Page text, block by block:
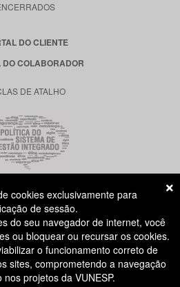
DO CLIENTE
DO COLABORADOR
DE ATALHO
DONA GERMAINE BURCHARD, 515
BRANCA - SÃO PAULO SP
05002-062
cookies exclusivamente para
de sessão.
do seu navegador de internet, você
ou bloquear ou recursar os cookies.
o funcionamento correto de
sites, comprometendo a navegação
projetos da VUNESP.